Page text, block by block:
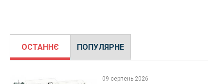
ОСТАННЄ ПОПУЛЯРНЕ
09 серпень 2026